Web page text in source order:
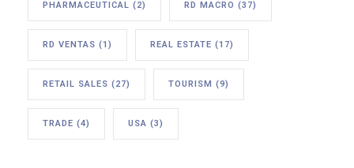
PHARMACEUTICAL (2) RD MACRO (37)
RD VENTAS (1) REAL ESTATE (17)
RETAIL SALES (27) TOURISM (9)
TRADE (4) USA (3)